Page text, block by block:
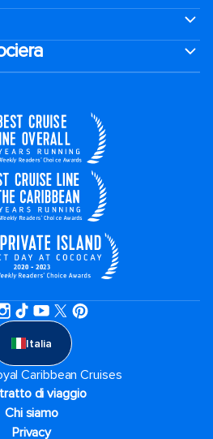
Italia
Caribbean Cruises
di viaggio
Chi siamo
Privacy